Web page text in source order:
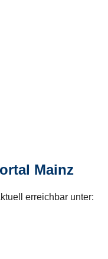
Mainz
erreichbar unter: